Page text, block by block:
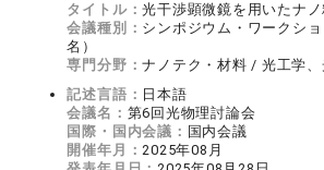
タイトル：光干渉顕微鏡を用いたナ
会議種別： シンポジウム・ワークシ
名）
専門分野：ナノテク・材料 / 光工学
記述言語： 日本語
会議名： 第6回光物理討論会
国際・国内会議： 国内会議
開催年月：2025年08月